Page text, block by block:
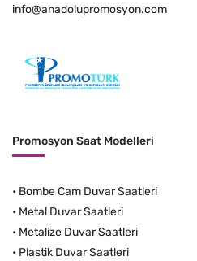
info@anadolupromosyon.com
Promosyon Saat Modelleri
• Bombe Cam Duvar Saatleri
• Metal Duvar Saatleri
• Metalize Duvar Saatleri
• Plastik Duvar Saatleri